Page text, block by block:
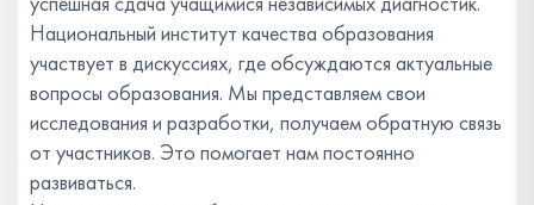
Национальный институт качества образования
участвует в дискуссиях, где обсуждаются актуальные
вопросы образования. Мы представляем свои
исследования и разработки, получаем обратную связь
от участников. Это помогает нам постоянно
развиваться.